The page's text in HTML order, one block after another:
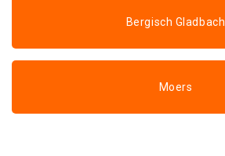
Bergisch Gladbach
Moers